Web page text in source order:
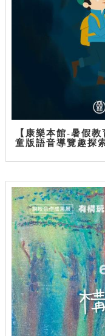
【康樂本館-暑假
童版語音導覽趣探